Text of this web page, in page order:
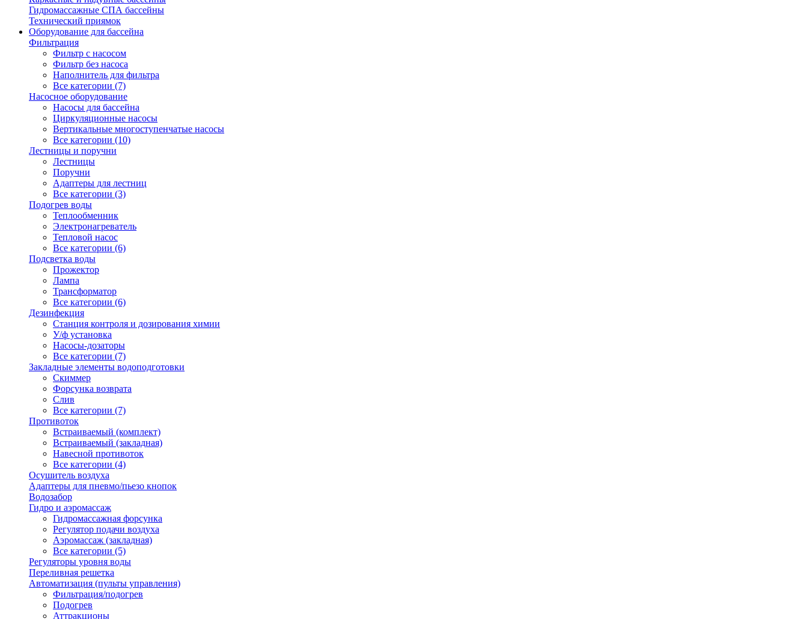
Гидромассажные СПА бассейны
Технический приямок
Оборудование для бассейна
Фильтрация
Фильтр с насосом
Фильтр без насоса
Наполнитель для фильтра
Все категории (7)
Насосное оборудование
Насосы для бассейна
Циркуляционные насосы
Вертикальные многоступенчатые насосы
Все категории (10)
Лестницы и поручни
Лестницы
Поручни
Адаптеры для лестниц
Все категории (3)
Подогрев воды
Теплообменник
Электронагреватель
Тепловой насос
Все категории (6)
Подсветка воды
Прожектор
Лампа
Трансформатор
Все категории (6)
Дезинфекция
Станция контроля и дозирования химии
У/ф установка
Насосы-дозаторы
Все категории (7)
Закладные элементы водоподготовки
Скиммер
Форсунка возврата
Слив
Все категории (7)
Противоток
Встраиваемый (комплект)
Встраиваемый (закладная)
Навесной противоток
Все категории (4)
Осушитель воздуха
Адаптеры для пневмо/пьезо кнопок
Водозабор
Гидро и аэромассаж
Гидромассажная форсунка
Регулятор подачи воздуха
Аэромассаж (закладная)
Все категории (5)
Регуляторы уровня воды
Переливная решетка
Автоматизация (пульты управления)
Фильтрация/подогрев
Подогрев
Аттракционы